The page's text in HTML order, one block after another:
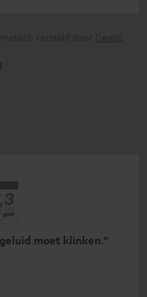
moet klinken.“